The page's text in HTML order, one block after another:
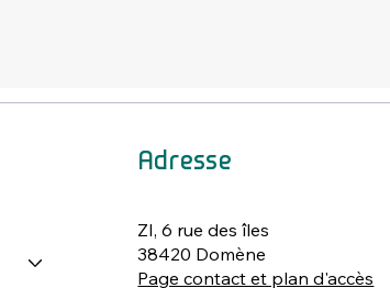
Adresse
ZI, 6 rue des îles
38420 Domène
Page contact et plan d'accès